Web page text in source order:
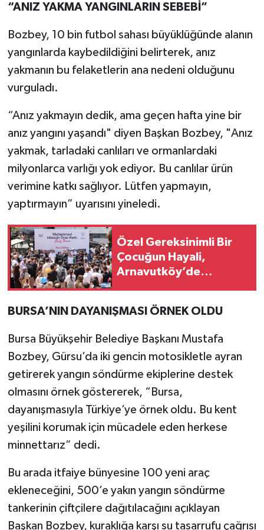
“ANIZ YAKMA YANGINLARIN SEBEBİ”
Bozbey, 10 bin futbol sahası büyüklüğünde alanın
yangınlarda kaybedildiğini belirterek, anız
yakmanın bu felaketlerin ana nedeni olduğunu
vurguladı.
“Anız yakmayın dedik, ama geçen hafta yine bir
anız yangını yaşandı" diyen Başkan Bozbey, "Anız
yakmak, tarladaki canlıları ve ormanlardaki
milyonlarca varlığı yok ediyor. Bu canlılar ürün
verimine katkı sağlıyor. Lütfen yapmayın,
yaptırmayın” uyarısını yineledi.
Özel Gereksinimli Bir
Çocuğun Hayali,
Arnavutköy’de
Mutluluğu Oldu
BURSA’NIN DAYANIŞMASI ÖRNEK OLDU
Bursa Büyükşehir Belediye Başkanı Mustafa
Bozbey, Gürsu’da iki gencin motosikletle ayran
getirerek yangın söndürme ekiplerine destek
olmasını örnek göstererek, “Bursa,
dayanışmasıyla Türkiye’ye örnek oldu. Bu kent
yeşilini korumak için mücadele eden herkese
minnettarız” dedi.
Bu arada itfaiye bünyesine 100 yeni araç
ekleneceğini, 500’e yakın yangın söndürme
tankerinin çiftçilere dağıtılacağını açıklayan
Başkan Bozbey, kuraklığa karşı su tasarrufu çağrısı